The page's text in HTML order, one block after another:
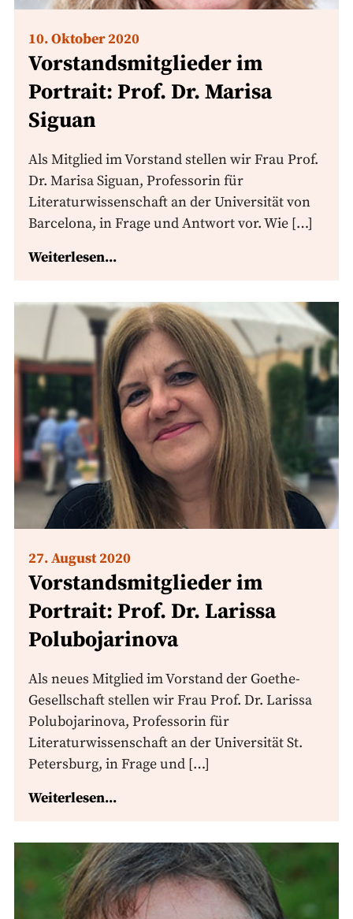
10. Oktober 2020
Vorstandsmitglieder im
Portrait: Prof. Dr. Marisa
Siguan
Als Mitglied im Vorstand stellen wir Frau Prof.
Dr. Marisa Siguan, Professorin für
Literaturwissenschaft an der Universität von
Barcelona, in Frage und Antwort vor. Wie […]
Weiterlesen...
27. August 2020
Vorstandsmitglieder im
Portrait: Prof. Dr. Larissa
Polubojarinova
Als neues Mitglied im Vorstand der Goethe-
Gesellschaft stellen wir Frau Prof. Dr. Larissa
Polubojarinova, Professorin für
Literaturwissenschaft an der Universität St.
Petersburg, in Frage und […]
Weiterlesen...